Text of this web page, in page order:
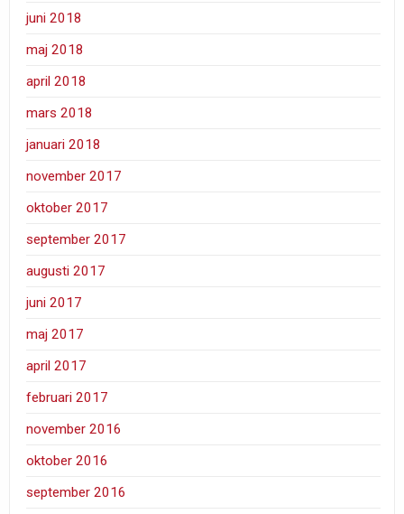
juni 2018
maj 2018
april 2018
mars 2018
januari 2018
november 2017
oktober 2017
september 2017
augusti 2017
juni 2017
maj 2017
april 2017
februari 2017
november 2016
oktober 2016
september 2016